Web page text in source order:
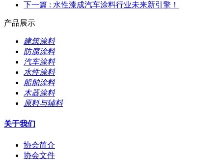
下一篇 : 水性漆成汽车涂料行业未来新引擎！
产品展示
建筑涂料
防腐涂料
汽车涂料
水性涂料
船舶涂料
木器涂料
原料与辅料
关于我们
协会简介
协会文件